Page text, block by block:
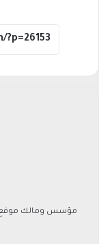
مؤسس ومالك موقع